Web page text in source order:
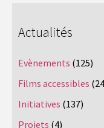
Actualités
Evènements (125)
Films accessibles
Initiatives (137)
Projets (4)